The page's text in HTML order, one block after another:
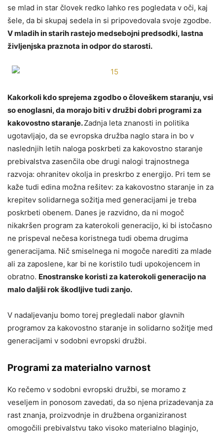
se mlad in star človek redko lahko res pogledata v oči, kaj
šele, da bi skupaj sedela in si pripovedovala svoje zgodbe.
V mladih in starih rastejo medsebojni predsodki, lastna
življenjska praznota in odpor do starosti.
Kakorkoli kdo sprejema zgodbo o človeškem staranju, vsi
so enoglasni, da morajo biti v družbi dobri programi za
kakovostno staranje.Zadnja leta znanosti in politika
ugotavljajo, da se evropska družba naglo stara in bo v
naslednjih letih naloga poskrbeti za kakovostno staranje
prebivalstva zasenčila obe drugi nalogi trajnostnega
razvoja: ohranitev okolja in preskrbo z energijo. Pri tem se
kaže tudi edina možna rešitev: za kakovostno staranje in za
krepitev solidarnega sožitja med generacijami je treba
poskrbeti obenem. Danes je razvidno, da ni mogoč
nikakršen program za katerokoli generacijo, ki bi istočasno
ne prispeval nečesa koristnega tudi obema drugima
generacijama. Nič smiselnega ni mogoče narediti za mlade
ali za zaposlene, kar bi ne koristilo tudi upokojencem in
obratno. Enostranske koristi za katerokoli generacijo na
malo daljši rok škodljive tudi zanjo.
V nadaljevanju bomo torej pregledali nabor glavnih
programov za kakovostno staranje in solidarno sožitje med
generacijami v sodobni evropski družbi.
Programi za materialno varnost
Ko rečemo v sodobni evropski družbi, se moramo z
veseljem in ponosom zavedati, da so njena prizadevanja za
rast znanja, proizvodnje in družbena organiziranost
omogočili prebivalstvu tako visoko materialno blaginjo,